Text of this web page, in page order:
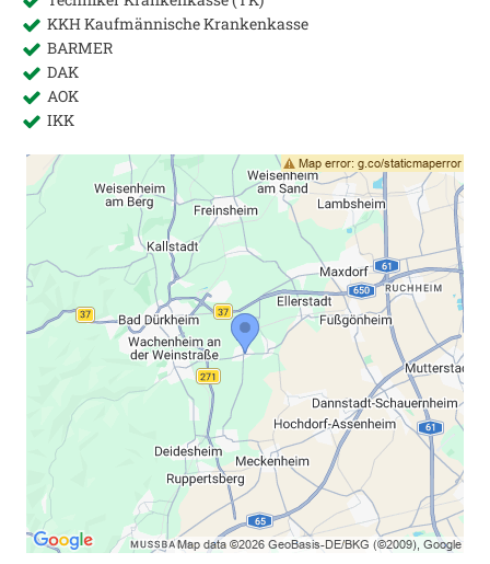
KKH Kaufmännische Krankenkasse
BARMER
DAK
AOK
IKK